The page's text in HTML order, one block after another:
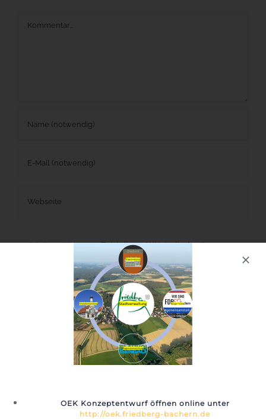
Kommentar
Meinen Namen, E-Mail und Website in diesem
Browser speichern, bis ich wieder kommentiere.
anmeldenOEK Konzeptentwurf öffnen online unter
http://oek.friedberg-bachern.de